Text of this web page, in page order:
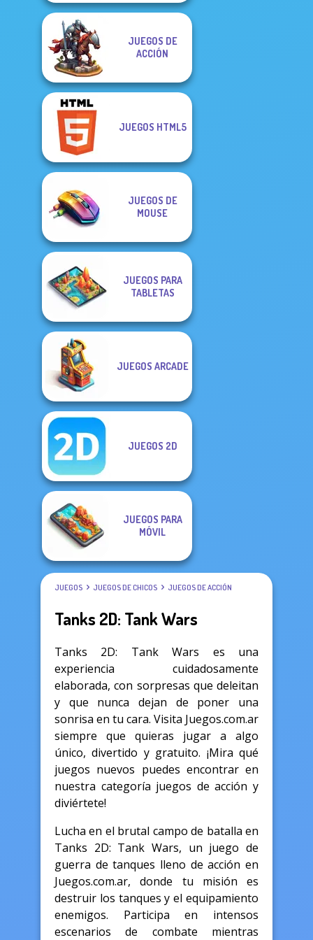
JUEGOS DE
ACCIÓN
JUEGOS HTML5
JUEGOS DE
MOUSE
JUEGOS PARA
TABLETAS
JUEGOS ARCADE
JUEGOS 2D
JUEGOS PARA
MÓVIL
JUEGOS JUEGOS DE CHICOS JUEGOS DE ACCIÓN
Tanks 2D: Tank Wars
Tanks 2D: Tank Wars es una
experiencia cuidadosamente
elaborada, con sorpresas que deleitan
y que nunca dejan de poner una
sonrisa en tu cara. Visita Juegos.com.ar
siempre que quieras jugar a algo
único, divertido y gratuito. ¡Mira qué
juegos nuevos puedes encontrar en
nuestra categoría juegos de acción y
diviértete!
Lucha en el brutal campo de batalla en
Tanks 2D: Tank Wars, un juego de
guerra de tanques lleno de acción en
Juegos.com.ar, donde tu misión es
destruir los tanques y el equipamiento
enemigos. Participa en intensos
escenarios de combate mientras